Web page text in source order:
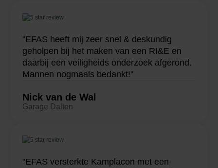
"EFAS heeft mij zeer snel & deskundig
geholpen bij het maken van een RI&E en
daarbij een veiligheids onderzoek afgerond.
Mannen nogmaals bedankt!"
Nick van de Wal
Garage Dalton
"EFAS versterkte Kamplacon met een